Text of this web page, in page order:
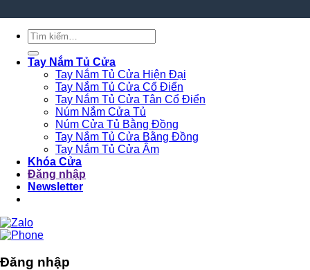
Tìm
kiếm:
Tay Nắm Tủ Cửa
Tay Nắm Tủ Cửa Hiện Đại
Tay Nắm Tủ Cửa Cổ Điển
Tay Nắm Tủ Cửa Tân Cổ Điển
Núm Nắm Cửa Tủ
Núm Cửa Tủ Bằng Đồng
Tay Nắm Tủ Cửa Bằng Đồng
Tay Nắm Tủ Cửa Âm
Khóa Cửa
Đăng nhập
Newsletter
Đăng nhập